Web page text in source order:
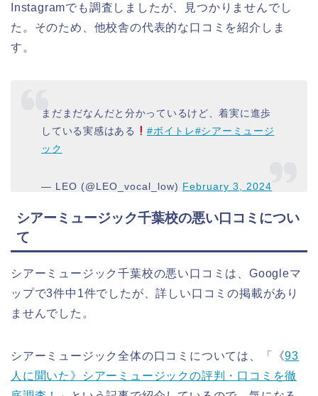
Instagramでも調査しましたが、見つかりませんでし
た。そのため、他校舎の代表的な口コミを紹介しま
す。
まだまだなんだと分かっているけど、着実に進歩
している実感はある
#ボイトレ#シアーミュージ
ック
— LEO (@LEO_vocal_low) February 3, 2024
シアーミュージック千葉校の悪い口コミについ
て
シアーミュージック千葉校の悪い口コミは、Googleマ
ップで3件中1件でしたが、詳しい口コミの掲載があり
ませんでした。
シアーミュージック全体の口コミについては、「《93
人に聞いた》シアーミュージックの評判・口コミを徹